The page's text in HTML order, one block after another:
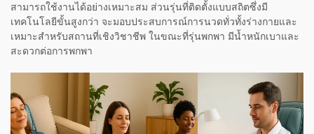
สามารถใช้งานได้อย่างเหมาะสม ส่วนรุ่นที่ติดตั้งแบบสถิตซึ่งมี
เทคโนโลยีขั้นสูงกว่า จะมอบประสบการณ์การนวดทั่วทั้งร่างกายและ
เหมาะสำหรับสถานที่เชิงวิชาชีพ ในขณะที่รุ่นพกพา มีน้ำหนักเบาและ
สะดวกต่อการพกพา